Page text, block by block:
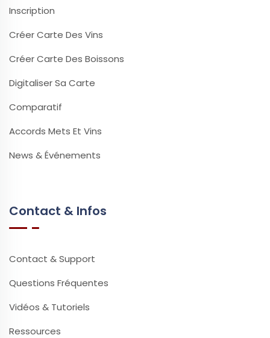
Inscription
Créer Carte Des Vins
Créer Carte Des Boissons
Digitaliser Sa Carte
Comparatif
Accords Mets Et Vins
News & Événements
Contact & Infos
Contact & Support
Questions Fréquentes
Vidéos & Tutoriels
Ressources